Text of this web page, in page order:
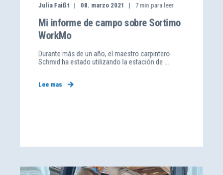
Julia Faißt 08. marzo 2021 7min para leer
Mi informe de campo sobre Sortimo
WorkMo
Durante más de un año, el maestro carpintero
Schmid ha estado utilizando la estación de ...
Lee mas